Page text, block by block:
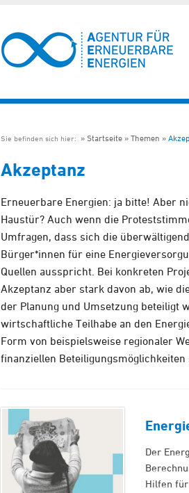
Sie befinden sich hier: Startseite Themen
Akzeptanz
Erneuerbare Energien: ja bitte! Aber
Haustür? Auch wenn die
Umfragen, dass sich die
Bürger*innen für eine
Quellen ausspricht. Bei konkreten
Akzeptanz aber stark davon ab, wie
der Planung und Umsetzung beteiligt
wirtschaftliche Teilhabe an den
Form von beispielsweise regionaler
finanziellen
Der
Hilfen